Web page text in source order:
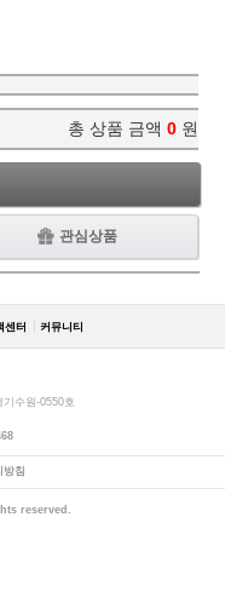
총 상품 금액 0 원
관심상품
센터 커뮤니티
수원-0550호
방침
reserved.